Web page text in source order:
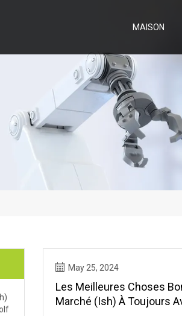
MAISON
May 25, 2024
Les Meilleures Choses
Marché (ish) À Toujours